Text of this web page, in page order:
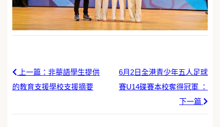
上一篇：非華語學生提供
的教育支援學校支援摘要
6月2日全港青少年五人足球
賽U14碟賽本校奪得冠軍 ：
下一篇